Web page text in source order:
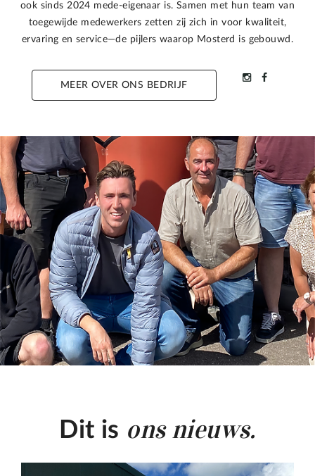
ook sinds 2024 mede-eigenaar is. Samen met hun team van
toegewijde medewerkers zetten zij zich in voor kwaliteit,
ervaring en service—de pijlers waarop Mosterd is gebouwd.
MEER OVER ONS BEDRIJF
Dit is ons nieuws.